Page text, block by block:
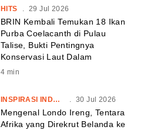
HITS . 29 Jul 2026
BRIN Kembali Temukan 18 Ikan
Purba Coelacanth di Pulau
Talise, Bukti Pentingnya
Konservasi Laut Dalam
4 min
INSPIRASI INDONESIA 30 Jul 2026
Mengenal Londo Ireng, Tentara
Afrika yang Direkrut Belanda ke